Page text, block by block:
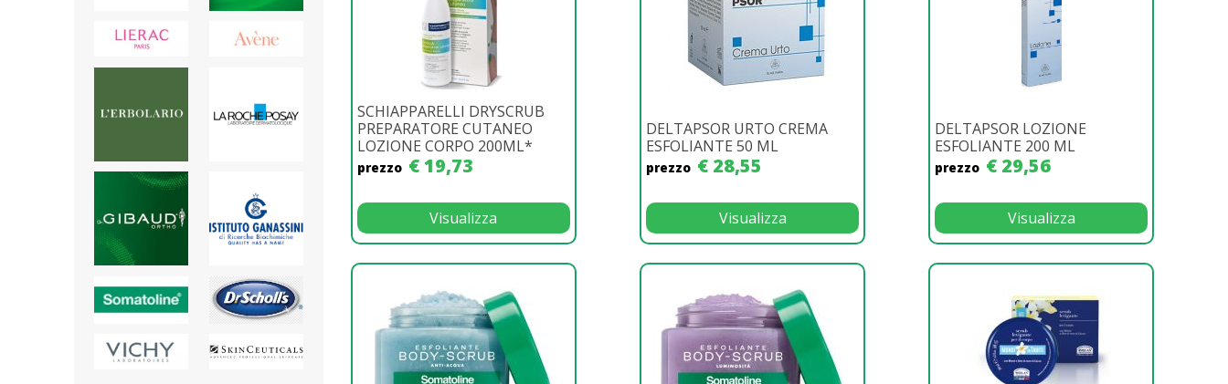
SCHIAPPARELLI DRYSCRUB
PREPARATORE CUTANEO
LOZIONE CORPO 200ML*
prezzo € 19,73
Visualizza
DELTAPSOR URTO CREMA
ESFOLIANTE 50 ML
prezzo € 28,55
Visualizza
DELTAPSOR LOZIONE
ESFOLIANTE 200 ML
prezzo € 29,56
Visualizza